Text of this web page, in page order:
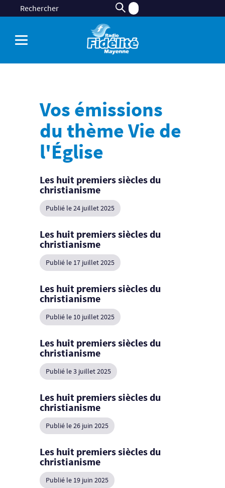
Vos émissions
du thème Vie de
l'Église
Les huit premiers siècles du
christianisme
Publié le 24 juillet 2025
Les huit premiers siècles du
christianisme
Publié le 17 juillet 2025
Les huit premiers siècles du
christianisme
Publié le 10 juillet 2025
Les huit premiers siècles du
christianisme
Publié le 3 juillet 2025
Les huit premiers siècles du
christianisme
Publié le 26 juin 2025
Les huit premiers siècles du
christianisme
Publié le 19 juin 2025